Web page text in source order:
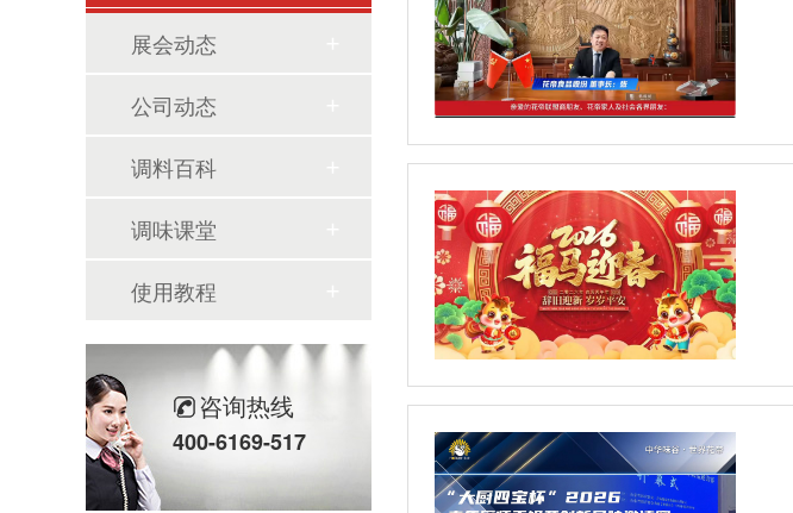
展会动态
公司动态
调料百科
调味课堂
使用教程
咨询热线
400-6169-517